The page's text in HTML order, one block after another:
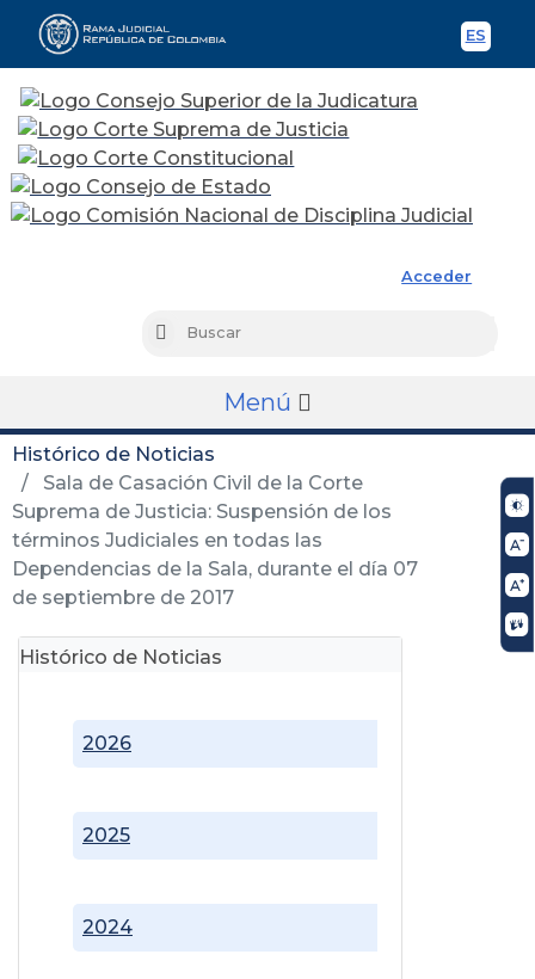
ES
Acceder
Buscar
Menú
Histórico de Noticias
Sala de Casación Civil de la Corte
Suprema de Justicia: Suspensión de los
términos Judiciales en todas las
Dependencias de la Sala, durante el día 07
de septiembre de 2017
Histórico de Noticias
2024
2025
2026